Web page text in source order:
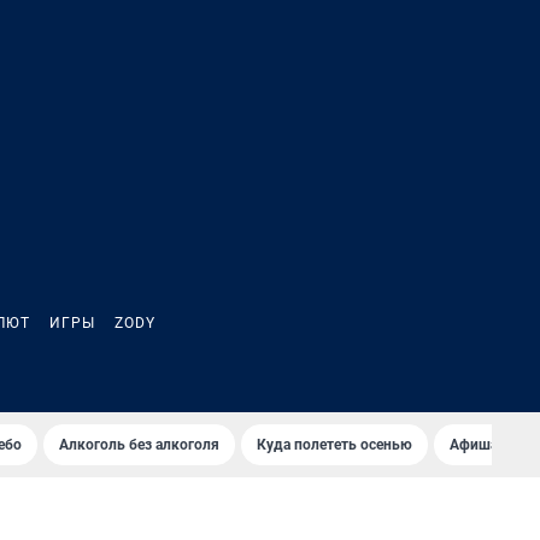
ИГРЫ ZODY
Алкоголь без алкоголя Куда полететь осенью Афиша на